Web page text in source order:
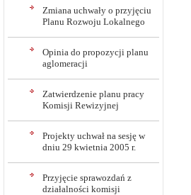
Zmiana uchwały o przyjęciu
Planu Rozwoju Lokalnego
Opinia do propozycji planu
aglomeracji
Zatwierdzenie planu pracy
Komisji Rewizyjnej
Projekty uchwał na sesję w
dniu 29 kwietnia 2005 r.
Przyjęcie sprawozdań z
działalności komisji